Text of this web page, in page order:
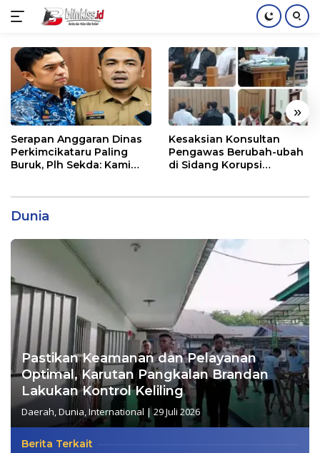
konten
« »
Serapan Anggaran Dinas
Perkimcikataru Paling
Buruk, Plh Sekda: Kami
Kesaksian Konsultan
Pengawas Berubah-ubah
di Sidang Korupsi
Dunia
Pastikan Keamanan dan Pelayanan
Optimal, Karutan Pangkalan Brandan
Lakukan Kontrol Keliling
Daerah,Dunia,International |29 Juli 2026
Berita Terkait